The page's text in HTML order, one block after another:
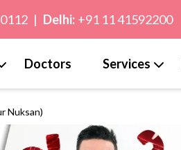
| Delhi: +91 11 41592200
Doctors Services
Nuksan)